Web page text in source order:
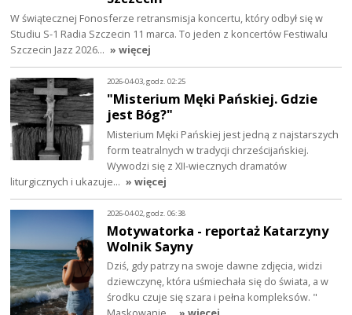
W świątecznej Fonosferze retransmisja koncertu, który odbył się w
Studiu S-1 Radia Szczecin 11 marca. To jeden z koncertów Festiwalu
Szczecin Jazz 2026… » więcej
2026-04-03, godz. 02:25
"Misterium Męki Pańskiej. Gdzie
jest Bóg?"
Misterium Męki Pańskiej jest jedną z najstarszych
form teatralnych w tradycji chrześcijańskiej.
Wywodzi się z XII-wiecznych dramatów
liturgicznych i ukazuje… » więcej
2026-04-02, godz. 06:38
Motywatorka - reportaż Katarzyny
Wolnik Sayny
Dziś, gdy patrzy na swoje dawne zdjęcia, widzi
dziewczynę, która uśmiechała się do świata, a w
środku czuje się szara i pełna kompleksów. "